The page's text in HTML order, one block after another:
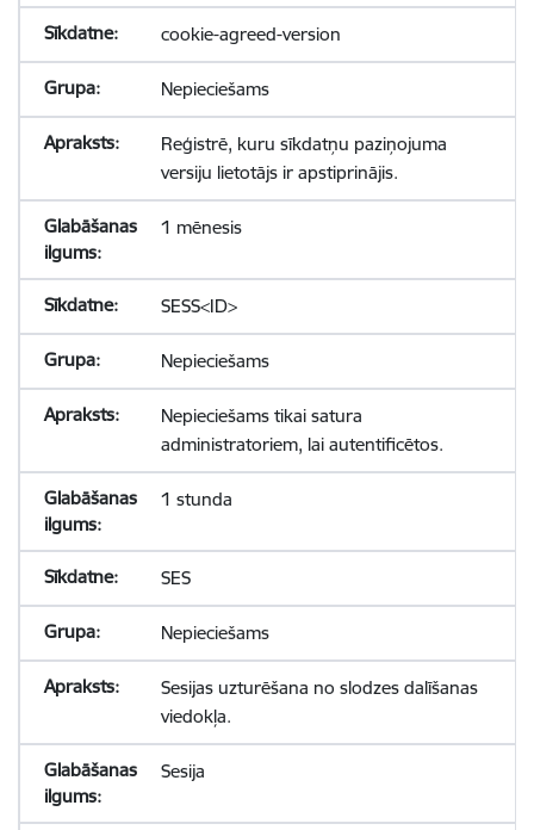
cookie-agreed-version
Nepieciešams
Reģistrē, kuru sīkdatņu paziņojuma
versiju lietotājs ir apstiprinājis.
1 mēnesis
SESS<ID>
Nepieciešams
Nepieciešams tikai satura
administratoriem, lai autentificētos.
1 stunda
SES
Nepieciešams
Sesijas uzturēšana no slodzes dalīšanas
viedokļa.
Sesija